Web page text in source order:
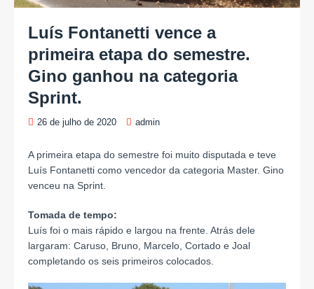
Luís Fontanetti vence a
primeira etapa do semestre.
Gino ganhou na categoria
Sprint.
26 de julho de 2020 admin
A primeira etapa do semestre foi muito disputada e teve
Luís Fontanetti como vencedor da categoria Master. Gino
venceu na Sprint.
Tomada de tempo:
Luís foi o mais rápido e largou na frente. Atrás dele
largaram: Caruso, Bruno, Marcelo, Cortado e Joal
completando os seis primeiros colocados.